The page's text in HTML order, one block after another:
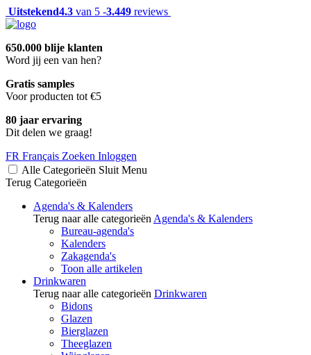
Uitstekend4.3 van 5 -3.449 reviews
650.000 blije klanten
Word jij een van hen?
Gratis samples
Voor producten tot €5
80 jaar ervaring
Dit delen we graag!
FR Français Zoeken Inloggen
Alle Categorieën Sluit Menu
Terug Categorieën
Agenda's & Kalenders
Terug naar alle categorieën Agenda's & Kalenders
Bureau-agenda's
Kalenders
Zakagenda's
Toon alle artikelen
Drinkwaren
Terug naar alle categorieën Drinkwaren
Bidons
Glazen
Bierglazen
Theeglazen